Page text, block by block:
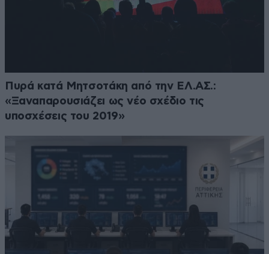
Πυρά κατά Μητσοτάκη από την ΕΛ.ΑΣ.:
«Ξαναπαρουσιάζει ως νέο σχέδιο τις
υποσχέσεις του 2019»